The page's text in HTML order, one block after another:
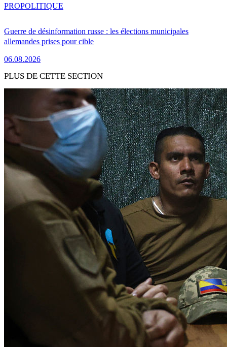
Guerre de désinformation russe : les élections municipales
allemandes prises pour cible
06.08.2026
PROPOLITIQUE
PLUS DE CETTE SECTION